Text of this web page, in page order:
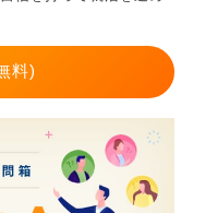
料)